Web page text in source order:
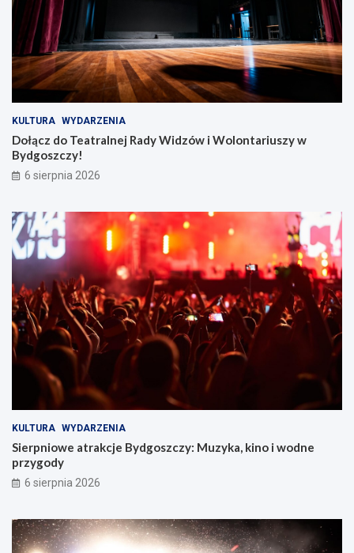
KULTURA WYDARZENIA
Dołącz do Teatralnej Rady Widzów i Wolontariuszy w
Bydgoszczy!
6 sierpnia 2026
KULTURA WYDARZENIA
Sierpniowe atrakcje Bydgoszczy: Muzyka, kino i wodne
przygody
6 sierpnia 2026